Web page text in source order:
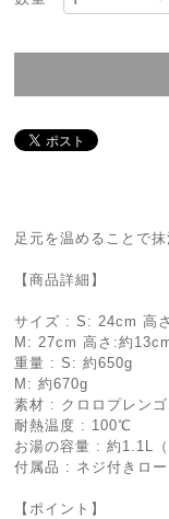
足元を温めることで抹
【商品詳細】
サイズ : S: 24cm 高
M: 27cm 高さ:約
重量 : S: 約650g
M: 約670g
素材 : クロロプレン
耐熱温度 : 100℃
お湯の容量 : 約1.1L（
付属品 : ネジ付きロ
【ポイント】